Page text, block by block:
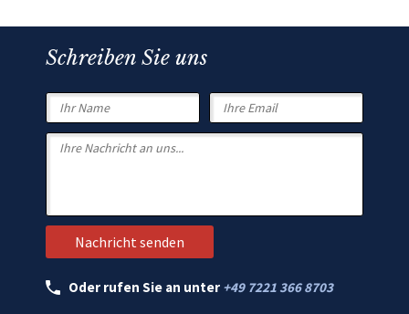
Schreiben Sie uns
Oder rufen Sie an unter +49 7221 366 8703